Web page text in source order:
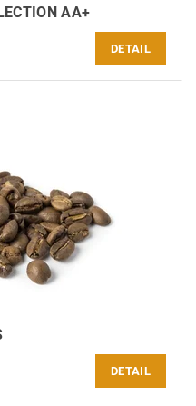
AA+
DETAIL
DETAIL